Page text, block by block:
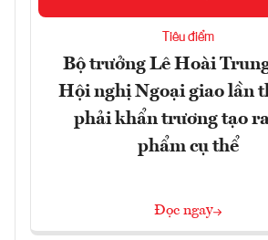
Tiêu điểm
Bộ trưởng Lê Hoài
Hội nghị Ngoại giao lần
phải khẩn trương tạo
phẩm cụ thể
Đọc ngay